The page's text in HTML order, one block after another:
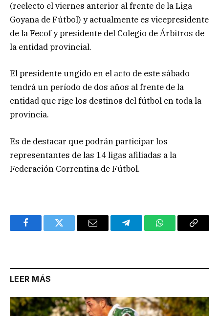
(reelecto el viernes anterior al frente de la Liga
Goyana de Fútbol) y actualmente es vicepresidente
de la Fecof y presidente del Colegio de Árbitros de
la entidad provincial.
El presidente ungido en el acto de este sábado
tendrá un período de dos años al frente de la
entidad que rige los destinos del fútbol en toda la
provincia.
Es de destacar que podrán participar los
representantes de las 14 ligas afiliadas a la
Federación Correntina de Fútbol.
FacebookTwitter Email TelegramWhatsAppCopy
LEER MÁS